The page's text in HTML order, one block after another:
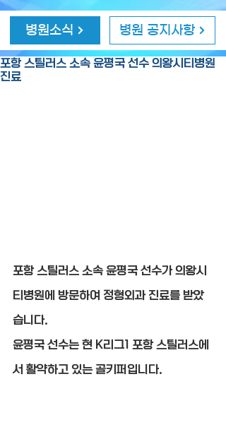
병원소식 병원 공지사항
포항 스틸러스 소속 윤평국 선수 의왕시티병원
진료
포항 스틸러스 소속 윤평국 선수가 의왕시
티병원에 방문하여 정형외과 진료를 받았
습니다.
윤평국 선수는 현 K리그1 포항 스틸러스에
서 활약하고 있는 골키퍼입니다.